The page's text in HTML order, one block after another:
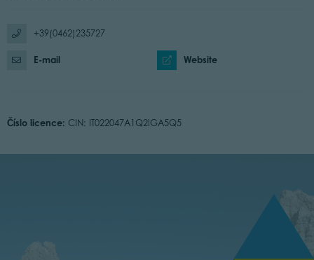
+39(0462)235727
E-mail Website
Číslo licence: CIN: IT022047A1Q2IGA5Q5